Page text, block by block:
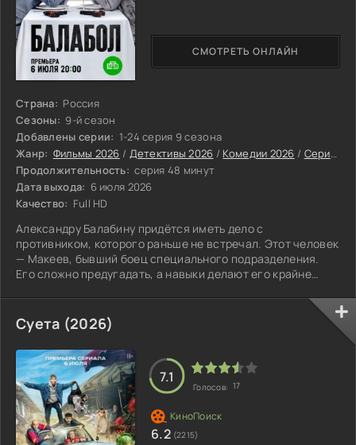
Страна: Россия
Сезоны: 9-й сезон
Добавлены серии: 1-24 серия 9 сезона
Жанр: Фильмы 2026 / Детективы 2026 / Комедии 2026 / Сериалы 2026
Продолжительность: серия 48 минут
Дата выхода: 6 июля 2026
Качество: Full HD
Александру Балабину придётся иметь дело с
противником, которого раньше не встречал. Этот человек
— Макеев, бывший боец специального подразделения.
Его сложно предугадать, а навыки делают его крайне
СМОТРЕТЬ ОНЛАЙН
Суета (2026)
7.1
Голосов: 17
6.2 (2215)